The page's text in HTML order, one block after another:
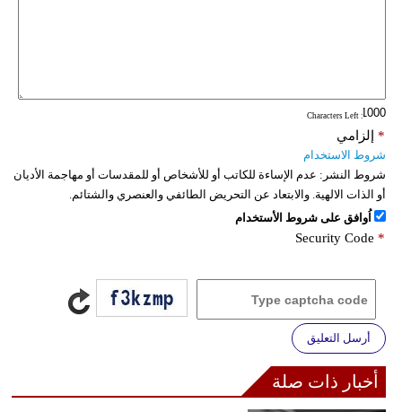
: Characters Left
إلزامي *
شروط الاستخدام
شروط النشر: عدم الإساءة للكاتب أو للأشخاص أو للمقدسات أو مهاجمة الأديان
أو الذات الالهية. والابتعاد عن التحريض الطائفي والعنصري والشتائم.
اُوافق على شروط الأستخدام
Security Code *
أرسل التعليق
أخبار ذات صلة